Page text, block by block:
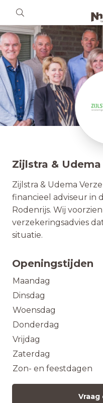
Zijlstra &
Zijlstra & Udema
financieel adviseur in
Rodenrijs. Wij
verzekeringsadvies
situatie.
Openingstijden
Maandag
Dinsdag
Woensdag
Donderdag
Vrijdag
Zaterdag
Zon- en feestdagen